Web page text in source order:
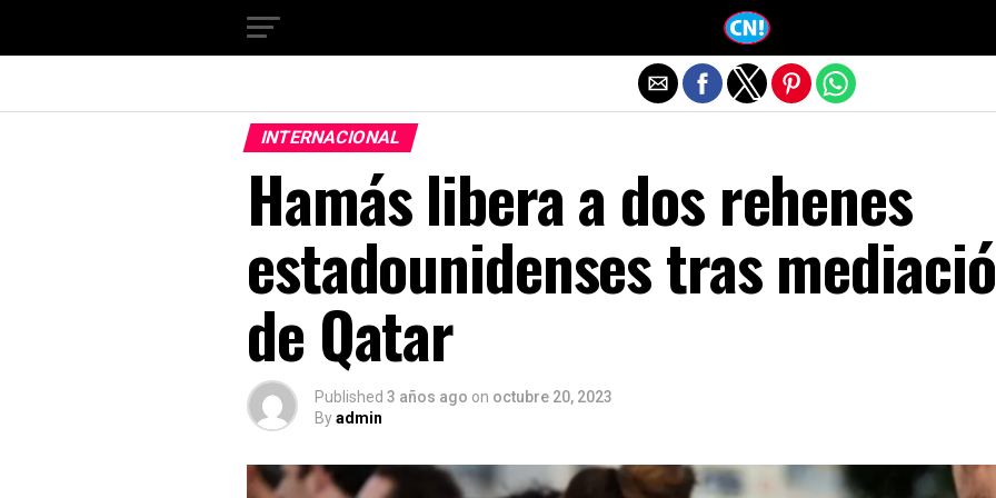
INTERNACIONAL
Hamás libera a dos rehenes
estadounidenses tras
de Qatar
Published 3 años ago on octubre 20, 2023
Byadmin
Salir de la versión móvil